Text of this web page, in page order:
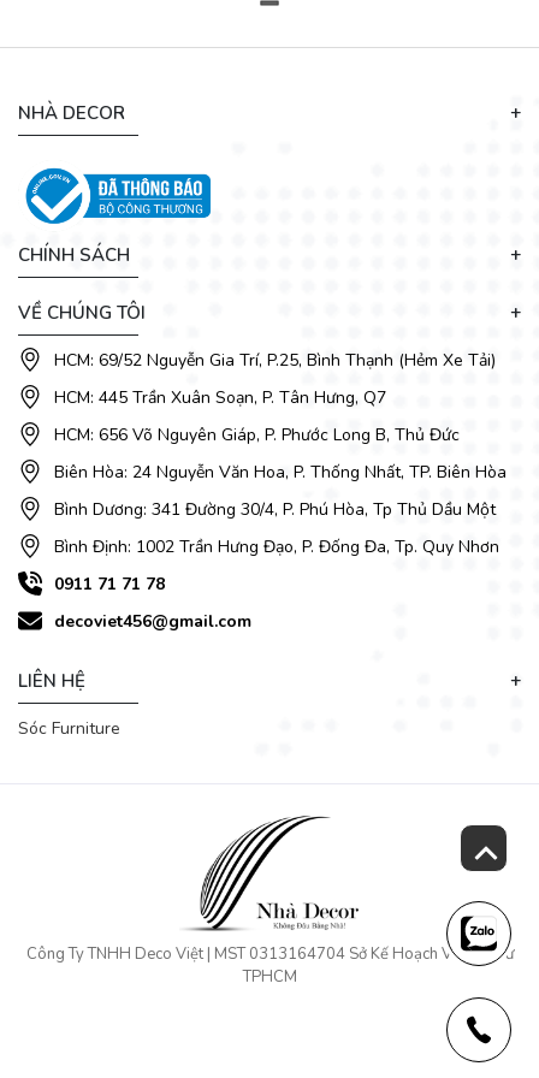
NHÀ DECOR
CHÍNH SÁCH
VỀ CHÚNG TÔI
HCM: 69/52 Nguyễn Gia Trí, P.25, Bình Thạnh (Hẻm Xe Tải)
HCM: 445 Trần Xuân Soạn, P. Tân Hưng, Q7
HCM: 656 Võ Nguyên Giáp, P. Phước Long B, Thủ Đức
Biên Hòa: 24 Nguyễn Văn Hoa, P. Thống Nhất, TP. Biên Hòa
Bình Dương: 341 Đường 30/4, P. Phú Hòa, Tp Thủ Dầu Một
Bình Định: 1002 Trần Hưng Đạo, P. Đống Đa, Tp. Quy Nhơn
0911 71 71 78
decoviet456@gmail.com
LIÊN HỆ
Sóc Furniture
Công Ty TNHH Deco Việt | MST 0313164704 Sở Kế Hoạch Và Đầu Tư
TPHCM